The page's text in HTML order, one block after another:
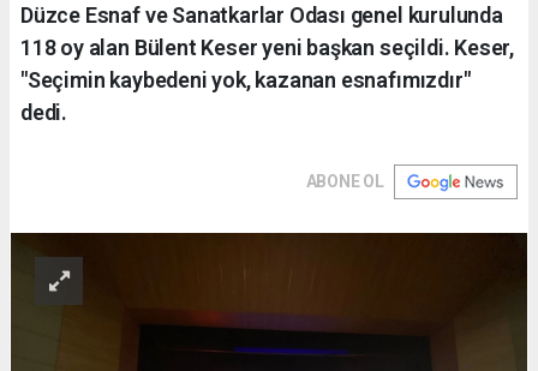
Düzce Esnaf ve Sanatkarlar Odası genel kurulunda
118 oy alan Bülent Keser yeni başkan seçildi. Keser,
"Seçimin kaybedeni yok, kazanan esnafımızdır"
dedi.
ABONE OL